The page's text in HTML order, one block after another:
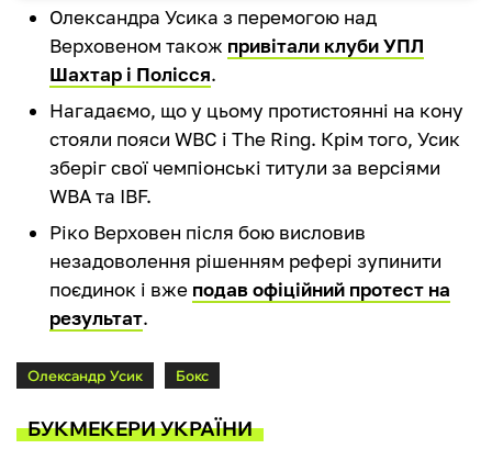
Олександра Усика з перемогою над
Верховеном також привітали клуби УПЛ
Шахтар і Полісся.
Нагадаємо, що у цьому протистоянні на кону
стояли пояси WBC і The Ring. Крім того, Усик
зберіг свої чемпіонські титули за версіями
WBA та IBF.
Ріко Верховен після бою висловив
незадоволення рішенням рефері зупинити
поєдинок і вже подав офіційний протест на
результат.
Олександр Усик Бокс
БУКМЕКЕРИ УКРАЇНИ